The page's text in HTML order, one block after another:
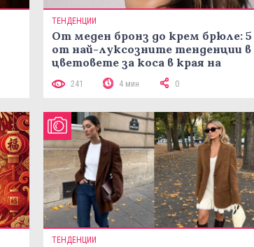
ТЕНДЕНЦИИ
От меден бронз до крем брюле: 5
от най-луксозните тенденции в
цветовете за коса в края на
241 4 мин 0
ТЕНДЕНЦИИ